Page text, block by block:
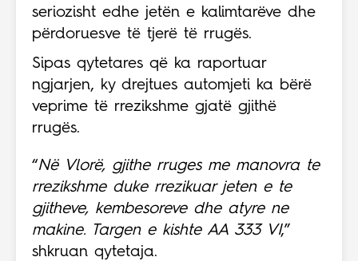
seriozisht edhe jetën e kalimtarëve dhe
përdoruesve të tjerë të rrugës.
Sipas qytetares që ka raportuar
ngjarjen, ky drejtues automjeti ka bërë
veprime të rrezikshme gjatë gjithë
rrugës.
“Në Vlorë, gjithe rruges me manovra te
rrezikshme duke rrezikuar jeten e te
gjitheve, kembesoreve dhe atyre ne
makine. Targen e kishte AA 333 VI,”
shkruan qytetaja.